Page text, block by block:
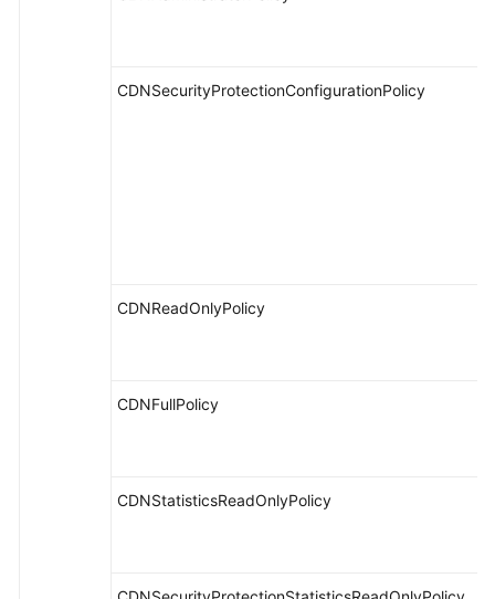
CDNSecurityProtectionConfigurationPolicy
CDNReadOnlyPolicy
CDNFullPolicy
CDNStatisticsReadOnlyPolicy